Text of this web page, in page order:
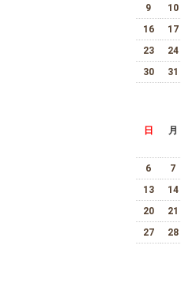
9
10
16
17
23
24
30
31
日 月
6
7
13
14
20
21
27
28